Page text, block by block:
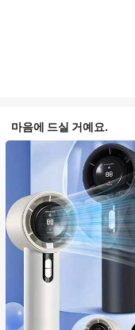
마음에 드실 거예요.